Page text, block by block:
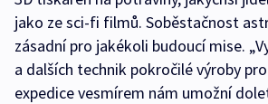
jako ze sci-fi filmů. Soběstačnost
zásadní pro jakékoli budoucí mise.
a dalších technik pokročilé výroby
expedice vesmírem nám umožní